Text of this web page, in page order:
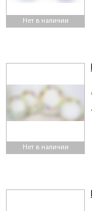
Нет в наличии
Нет в наличии